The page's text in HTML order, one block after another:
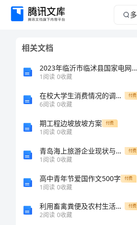
多
相关文档
2023年临沂市临沭县国家电网招聘之机械动力类考试题库附参考答案【考试直接用】
1阅读 0收藏
在校大学生消费情况的调查报告样本 付费
6阅读 0收藏
期工程边坡放坡方案 付费
1阅读 0收藏
青岛海上旅游企业现状与发展路径研究的中期报告 付费
1阅读 0收藏
高中青年节爱国作文500字 付费
1阅读 0收藏
利用畜禽粪便及农村生活垃圾中的有机废弃物生产有机肥和车用沼气替代石油示范项目可行研究报告 付费
2阅读 0收藏